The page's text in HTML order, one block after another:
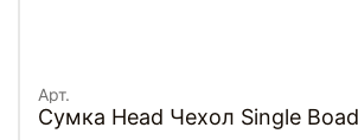
Арт.
Сумка Head Чехол Single